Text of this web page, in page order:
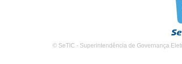
© SeTIC - Superintendência de Governança